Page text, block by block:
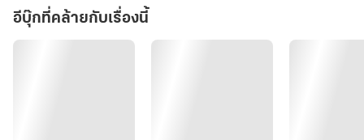
“ปล่อยฟ้าเดี๋ยวนี้... คุณไม่มีสิทธิ์ทำแบบนี้กับฟ้า”
อีบุ๊กที่คล้ายกับเรื่องนี้